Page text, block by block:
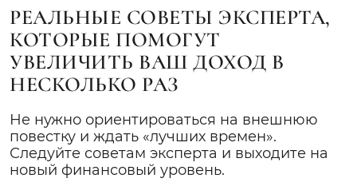
РЕАЛЬНЫЕ СОВЕТЫ ЭКСПЕРТА,
КОТОРЫЕ ПОМОГУТ
УВЕЛИЧИТЬ ВАШ ДОХОД В
НЕСКОЛЬКО РАЗ
Не нужно ориентироваться на внешнюю
повестку и ждать «лучших времен».
Следуйте советам эксперта и выходите на
новый финансовый уровень.